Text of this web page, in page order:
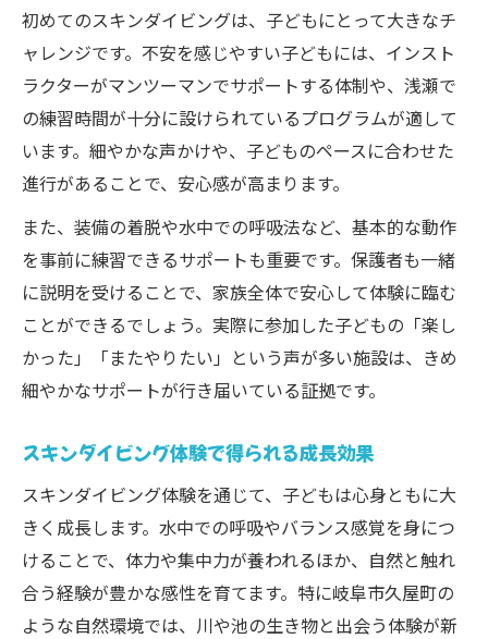
初めてのスキンダイビングは、子どもにとって大きなチ
ャレンジです。不安を感じやすい子どもには、インスト
ラクターがマンツーマンでサポートする体制や、浅瀬で
の練習時間が十分に設けられているプログラムが適して
います。細やかな声かけや、子どものペースに合わせた
進行があることで、安心感が高まります。
また、装備の着脱や水中での呼吸法など、基本的な動作
を事前に練習できるサポートも重要です。保護者も一緒
に説明を受けることで、家族全体で安心して体験に臨む
ことができるでしょう。実際に参加した子どもの「楽し
かった」「またやりたい」という声が多い施設は、きめ
細やかなサポートが行き届いている証拠です。
スキンダイビング体験で得られる成長効果
スキンダイビング体験を通じて、子どもは心身ともに大
きく成長します。水中での呼吸やバランス感覚を身につ
けることで、体力や集中力が養われるほか、自然と触れ
合う経験が豊かな感性を育てます。特に岐阜市久屋町の
ような自然環境では、川や池の生き物と出会う体験が新